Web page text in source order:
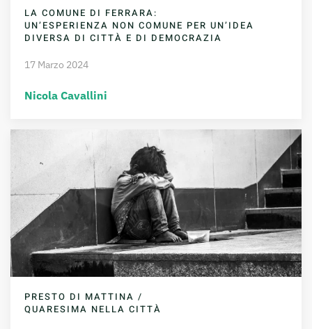
LA COMUNE DI FERRARA:
UN’ESPERIENZA NON COMUNE PER UN’IDEA
DIVERSA DI CITTÀ E DI DEMOCRAZIA
17 Marzo 2024
Nicola Cavallini
PRESTO DI MATTINA /
QUARESIMA NELLA CITTÀ